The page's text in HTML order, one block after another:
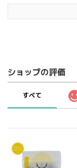
ショップの評価
すべて